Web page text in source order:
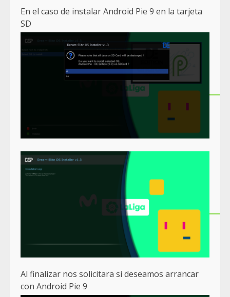
En el caso de instalar Android Pie 9 en la tarjeta
SD
Al finalizar nos solicitara si deseamos arrancar
con Android Pie 9